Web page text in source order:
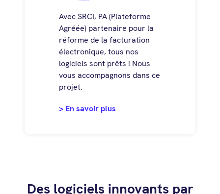
Avec SRCI, PA (Plateforme
Agréée) partenaire pour la
réforme de la facturation
électronique, tous nos
logiciels sont prêts ! Nous
vous accompagnons dans ce
projet.
> En savoir plus
Des logiciels innovants par